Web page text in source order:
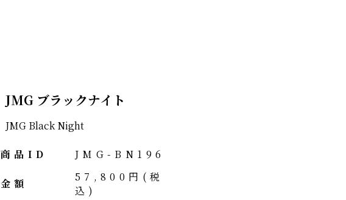
JMG ブラックナイト
JMG Black Night
商品ID JMG-BN196
金額
57,800円(税
込)